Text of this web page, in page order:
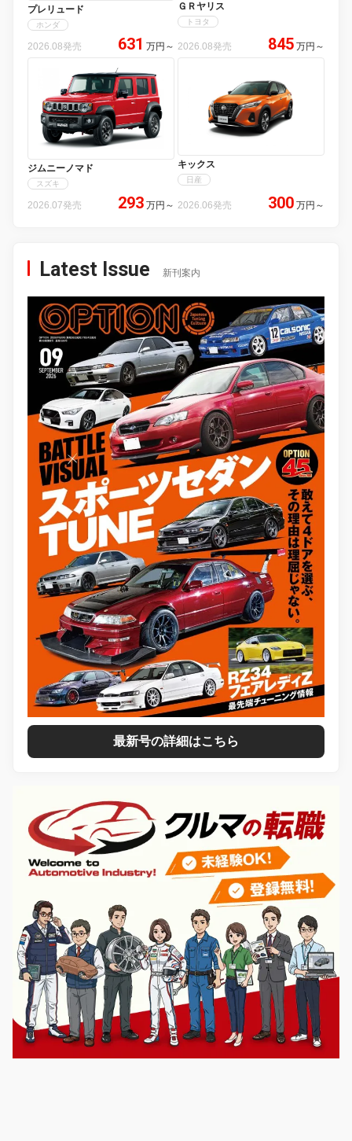
プレリュード
ホンダ
2026.08発売 631 万円 ～
ＧＲヤリス
トヨタ
2026.08発売 845 万円 ～
ジムニーノマド
スズキ
2026.07発売 293 万円 ～
キックス
日産
2026.06発売 300 万円 ～
Latest Issue 新刊案内
最新号の詳細はこちら